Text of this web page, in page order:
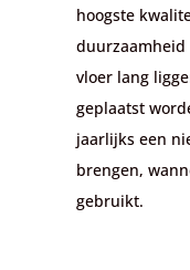
hoogste
duurzaamheid
vloer lang
geplaatst
jaarlijks een
brengen,
gebruikt.